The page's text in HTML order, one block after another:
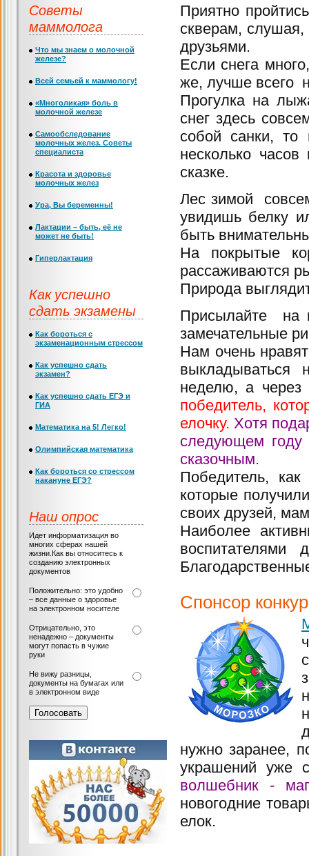
Приятно
скверам, слушая,
друзьями.
Если снега
же, лучше всего
Прогулка на
снег здесь
собой санки, то
несколько
сказке.
Лес зимой
увидишь белку
быть
На покрытые
рассаживаются
Природа
Присылайте
замечательные
Нам очень
выкладываться
неделю, а
победитель,
елочку. Хотя
следующем
сказочным.
Победитель,
которые
своих друзей,
Наиболее
воспитателями
Спонсор
нужно заранее,
украшений уже
волшебник -
новогодние
елок.
Советы
маммолога
Что мы знаем о молочной
железе?
Всей семьей к маммологу!
«Многоликая» боль в
молочной железе
Самообследование
молочных желез. Советы
специалиста
Красота и здоровье
молочных желез
Ура, Вы беременны!
Лактации – быть, её не
может не быть!
Гиперлактация
Как успешно
сдать экзамены
Как бороться с
экзаменационным стрессом
Как успешно сдать
экзамен?
Как успешно сдать ЕГЭ и
ГИА
Математика на 5! Легко!
Олимпийская математика
Как бороться со стрессом
накануне ЕГЭ?
Наш опрос
Идет информатизация во
многих сферах нашей
жизни.Как вы относитесь к
созданию электронных
документов
Положительно: это удобно
– все данные о здоровье
на электронном носителе
Отрицательно, это
ненадежно – документы
могут попасть в чужие
руки
Не вижу разницы,
документы на бумагах или
в электронном виде